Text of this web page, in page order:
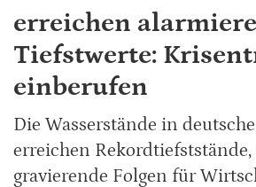
erreichen
Tiefstwerte:
einberufen
Die Wasserstände in
erreichen Rekordtiefststände,
gravierende Folgen für